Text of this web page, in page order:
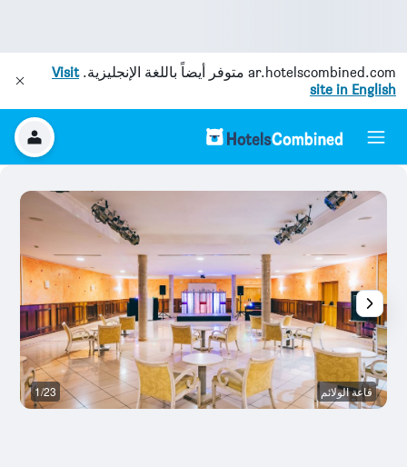
ar.hotelscombined.com متوفر أيضاً باللغة الإنجليزية.Visit
site in English
قاعة الولائم 1/23